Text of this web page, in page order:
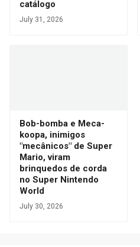
catálogo
July 31, 2026
Bob-bomba e Meca-
koopa, inimigos
"mecânicos" de Super
Mario, viram
brinquedos de corda
no Super Nintendo
World
July 30, 2026